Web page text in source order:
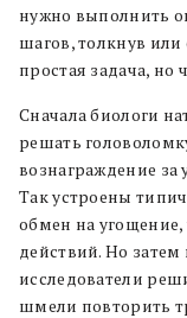
нужно выполнить
шагов, толкнув или
простая задача, но
Сначала биологи
решать
вознаграждение за
Так устроены
обмен на
действий. Но затем
исследователи
шмели повторить